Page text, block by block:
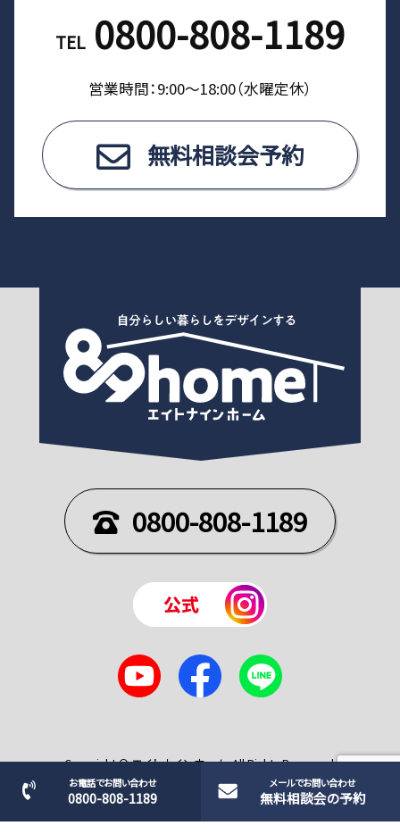
TEL 0800-808-1189
営業時間：9:00〜18:00（⽔曜定休）
無料相談会予約
0800-808-1189
Copyright © エイトナインホーム. All Rights Reserved.
お電話でお問い合わせ
0800-808-1189
メールでお問い合わせ
無料相談会の予約